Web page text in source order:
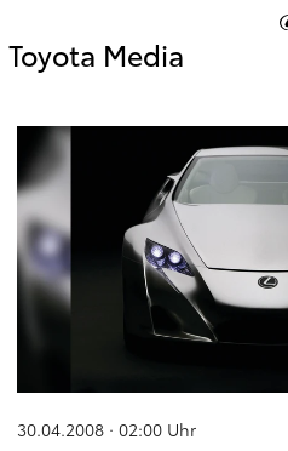
Toyota Media
30.04.2008 · 02:00 Uhr